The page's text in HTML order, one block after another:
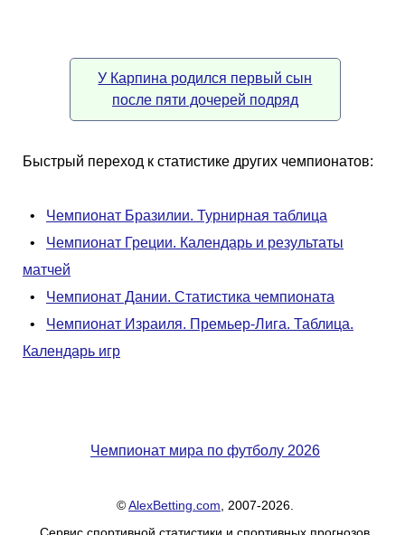
У Карпина родился первый сын
после пяти дочерей подряд
Быстрый переход к статистике других чемпионатов:
• Чемпионат Бразилии. Турнирная таблица
• Чемпионат Греции. Календарь и результаты
матчей
• Чемпионат Дании. Статистика чемпионата
• Чемпионат Израиля. Премьер-Лига. Таблица.
Календарь игр
Чемпионат мира по футболу 2026
©AlexBetting.com , 2007-2026.
Сервис спортивной статистики и спортивных прогнозов